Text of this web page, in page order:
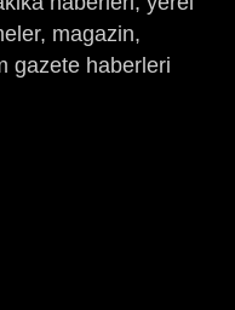
magazin,
gazete haberleri